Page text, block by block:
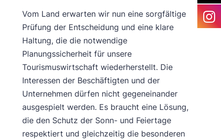
Vom Land erwarten wir nun eine sorgfältige
Prüfung der Entscheidung und eine klare
Haltung, die die notwendige
Planungssicherheit für unsere
Tourismuswirtschaft wiederherstellt. Die
Interessen der Beschäftigten und der
Unternehmen dürfen nicht gegeneinander
ausgespielt werden. Es braucht eine Lösung,
die den Schutz der Sonn- und Feiertage
respektiert und gleichzeitig die besonderen